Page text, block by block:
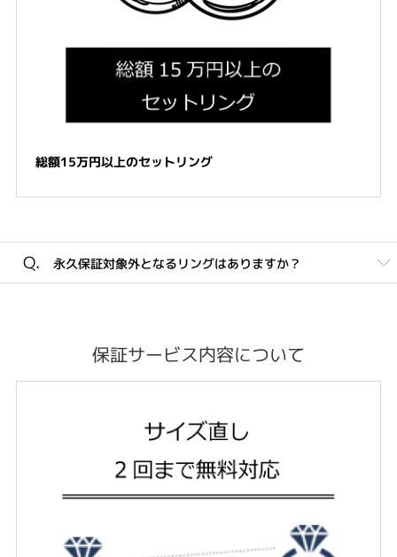
総額15万円以上のセットリング
Q. 永久保証対象外となるリングはありますか？
・ファッションジュエリーとしてラインナップしているリング
・製造方法が「鍛造」のリング
該当リングのご成約前には、その旨を必ずご説明させていただき
ますので、ご安心ください。
保証対象外のリングでも、無料クリーニング・有償メンテナン
ス・有償修理を承っております。
保証サービス内容について